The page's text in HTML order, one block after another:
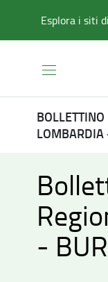
Esplora i siti
LOMBARDIA
-